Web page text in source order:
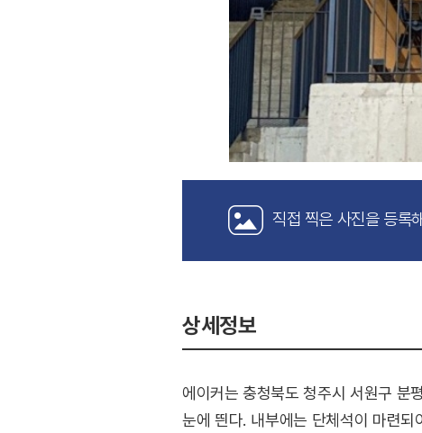
직접 찍은 사진을 등록
상세정보
에이커는 충청북도 청주시 서원구 분
눈에 띈다. 내부에는 단체석이 마련